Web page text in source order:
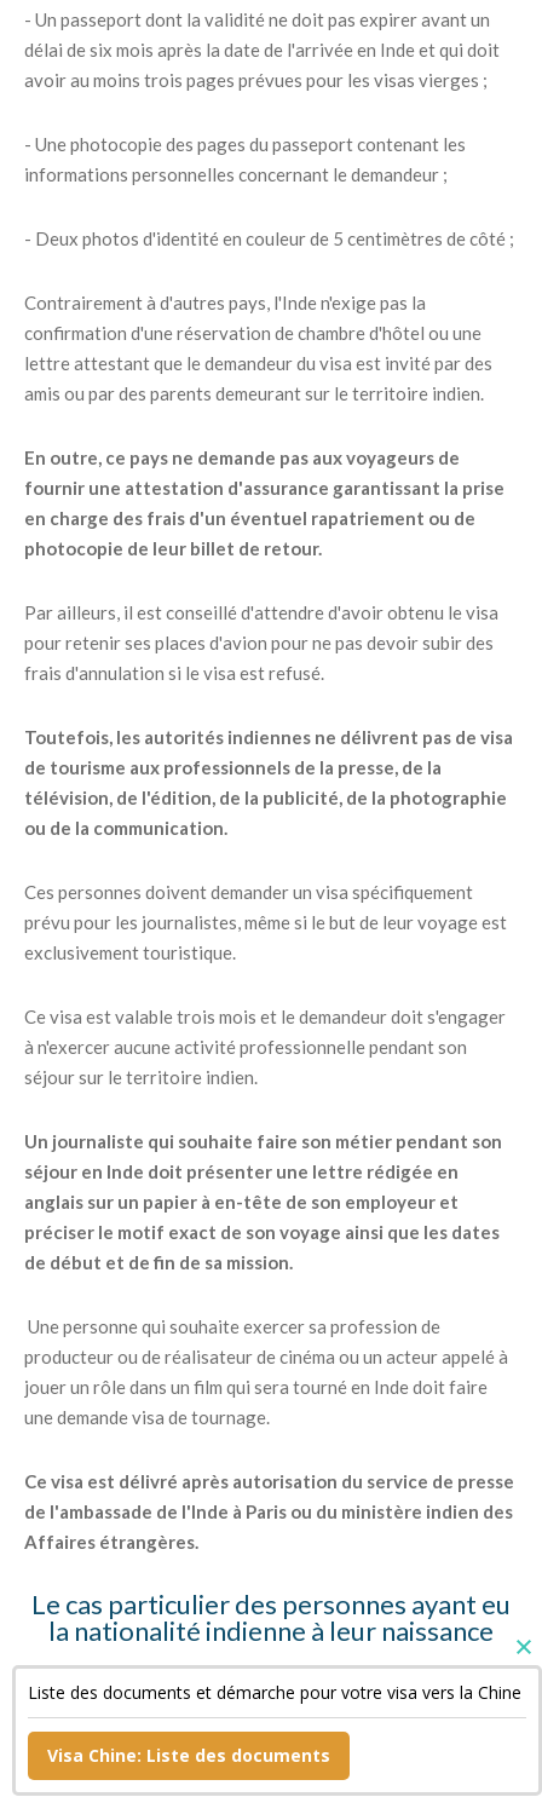
- Un passeport dont la validité ne doit pas expirer avant un
délai de six mois après la date de l'arrivée en Inde et qui doit
avoir au moins trois pages prévues pour les visas vierges ;
- Une photocopie des pages du passeport contenant les
informations personnelles concernant le demandeur ;
- Deux photos d'identité en couleur de 5 centimètres de côté ;
Contrairement à d'autres pays, l'Inde n'exige pas la
confirmation d'une réservation de chambre d'hôtel ou une
lettre attestant que le demandeur du visa est invité par des
amis ou par des parents demeurant sur le territoire indien.
En outre, ce pays ne demande pas aux voyageurs de
fournir une attestation d'assurance garantissant la prise
en charge des frais d'un éventuel rapatriement ou de
photocopie de leur billet de retour.
Par ailleurs, il est conseillé d'attendre d'avoir obtenu le visa
pour retenir ses places d'avion pour ne pas devoir subir des
frais d'annulation si le visa est refusé.
Toutefois, les autorités indiennes ne délivrent pas de visa
de tourisme aux professionnels de la presse, de la
télévision, de l'édition, de la publicité, de la photographie
ou de la communication.
Ces personnes doivent demander un visa spécifiquement
prévu pour les journalistes, même si le but de leur voyage est
exclusivement touristique.
Ce visa est valable trois mois et le demandeur doit s'engager
à n'exercer aucune activité professionnelle pendant son
séjour sur le territoire indien.
Un journaliste qui souhaite faire son métier pendant son
séjour en Inde doit présenter une lettre rédigée en
anglais sur un papier à en-tête de son employeur et
préciser le motif exact de son voyage ainsi que les dates
de début et de fin de sa mission.
Une personne qui souhaite exercer sa profession de
producteur ou de réalisateur de cinéma ou un acteur appelé à
jouer un rôle dans un film qui sera tourné en Inde doit faire
une demande visa de tournage.
Ce visa est délivré après autorisation du service de presse
de l'ambassade de l'Inde à Paris ou du ministère indien des
Affaires étrangères.
Le cas particulier des personnes ayant eu
la nationalité indienne à leur naissance
Ces personnes doivent fournir des copies de leur « Surrender
Certificate » et de leur passeport indien annulé ainsi qu'une
déclaration sur l'honneur.
Liste des documents et démarche pour votre visa vers la Chine
Visa Chine: Liste des documents